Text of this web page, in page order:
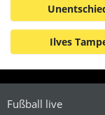
Ilves
Fußball live